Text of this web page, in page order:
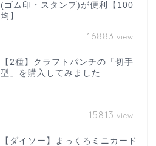
(ゴム印・スタンプ)が便利【100
均】
16883 view
【2種】クラフトパンチの「切手
型」を購入してみました
15813 view
【ダイソー】まっくろミニカード